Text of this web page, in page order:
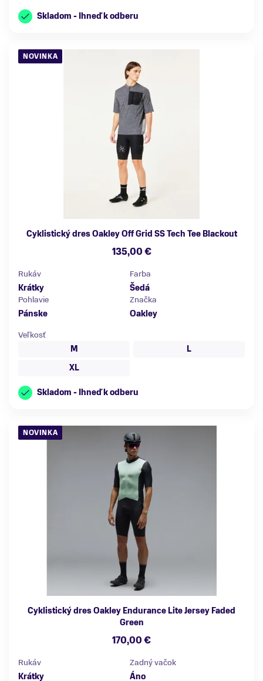
Skladom - Ihneď k odberu
NOVINKA
Cyklistický dres Oakley Off Grid SS Tech Tee Blackout
135,00 €
Rukáv
Krátky
Farba
Šedá
Pohlavie
Pánske
Značka
Oakley
Veľkosť
M
L
XL
Skladom - Ihneď k odberu
NOVINKA
Cyklistický dres Oakley Endurance Lite Jersey Faded
Green
170,00 €
Rukáv
Krátky
Zadný vačok
Áno